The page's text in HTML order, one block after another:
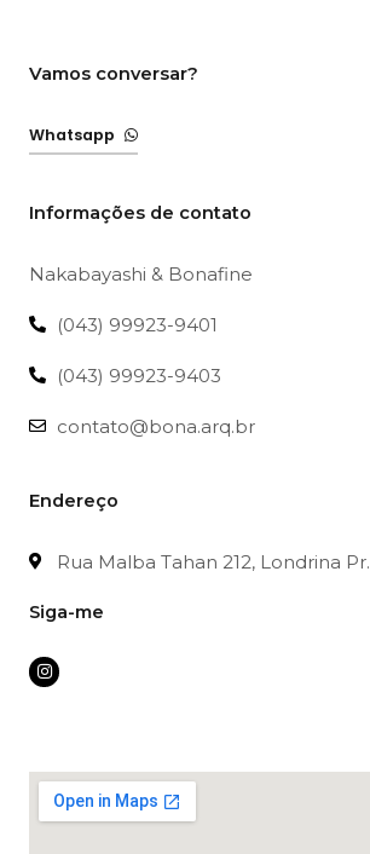
Vamos conversar?
Whatsapp
Informações de contato
Nakabayashi & Bonafine
(043) 99923-9401
(043) 99923-9403
contato@bona.arq.br
Endereço
Rua Malba Tahan 212, Londrina Pr.
Siga-me